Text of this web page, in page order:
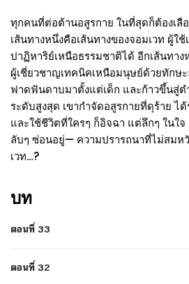
ทุกคนที่ต่อต้านอสูรกาย ในที่สุดก็ต้องเลื
เส้นทางหนึ่งคือเส้นทางของจอมเวท ผู้ใ
ปาฏิหาริย์เหนือธรรมชาติได้ อีกเส้นทา
ผู้เชี่ยวชาญเทคนิคเหนือมนุษย์ด้วยทักษ
ฟาดฟันดาบมาตั้งแต่เด็ก และก้าวขึ้นสู่
ระดับสูงสุด เขากำจัดอสูรกายที่ดุร้าย
และใช้ชีวิตที่ใครๆ ก็อิจฉา แต่ลึกๆ ในใ
ลับๆ ซ่อนอยู่— ความปรารถนาที่ไม่สมห
เวท…?
บท
ตอนที่ 33
ตอนที่ 32